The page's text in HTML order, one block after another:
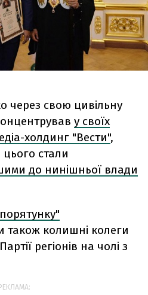
через свою цивільну
у своїх
холдинг "Вести",
стали
до нинішньої влади
також колишні колеги
регіонів на чолі з
РЕКЛАМА: